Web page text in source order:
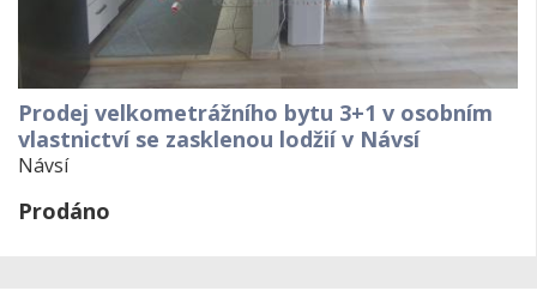
Prodej velkometrážního bytu 3+1 v osobním
vlastnictví se zasklenou lodžií v Návsí
Návsí
Prodáno